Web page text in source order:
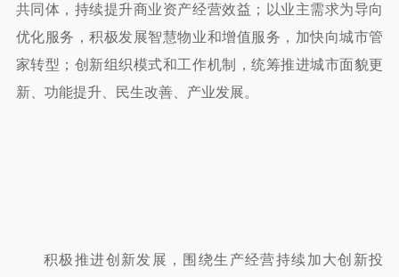
共同体，持续提升商业资产经营效益；以业主需求为导向
优化服务，积极发展智慧物业和增值服务，加快向城市管
家转型；创新组织模式和工作机制，统筹推进城市面貌更
新、功能提升、民生改善、产业发展。
积极推进创新发展，围绕生产经营持续加大创新投